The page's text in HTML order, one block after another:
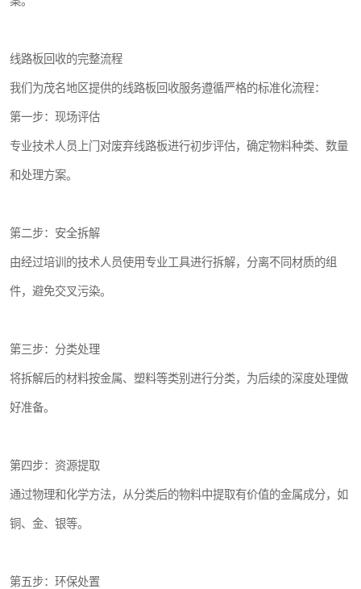
线路板回收的完整流程
我们为茂名地区提供的线路板回收服务遵循严格的标准化流程：
第一步：现场评估
专业技术人员上门对废弃线路板进行初步评估，确定物料种类、数量
和处理方案。
第二步：安全拆解
由经过培训的技术人员使用专业工具进行拆解，分离不同材质的组
件，避免交叉污染。
第三步：分类处理
将拆解后的材料按金属、塑料等类别进行分类，为后续的深度处理做
好准备。
第四步：资源提取
通过物理和化学方法，从分类后的物料中提取有价值的金属成分，如
铜、金、银等。
第五步：环保处置